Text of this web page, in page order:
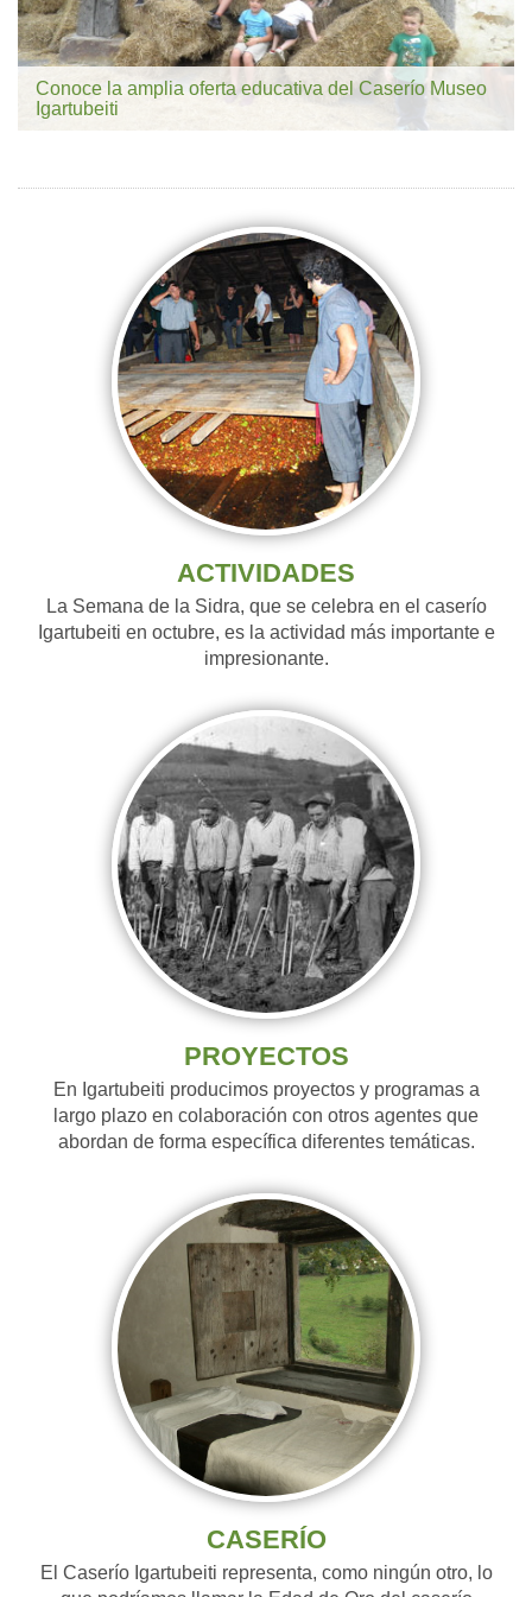
Conoce la amplia oferta educativa del Caserío Museo
Igartubeiti
ACTIVIDADES
La Semana de la Sidra, que se celebra en el caserío
Igartubeiti en octubre, es la actividad más importante e
impresionante.
PROYECTOS
En Igartubeiti producimos proyectos y programas a
largo plazo en colaboración con otros agentes que
abordan de forma específica diferentes temáticas.
CASERÍO
El Caserío Igartubeiti representa, como ningún otro, lo